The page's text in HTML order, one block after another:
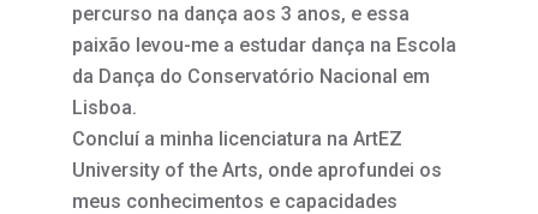
percurso na dança aos 3 anos, e essa
paixão levou-me a estudar dança na Escola
da Dança do Conservatório Nacional em
Lisboa.
Concluí a minha licenciatura na ArtEZ
University of the Arts, onde aprofundei os
meus conhecimentos e capacidades